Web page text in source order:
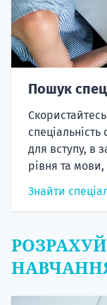
Пошук
спеціальність
для вступу, в
рівня та
Знайти